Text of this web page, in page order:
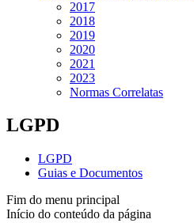
2017
2018
2019
2020
2021
2023
Normas Correlatas
LGPD
LGPD
Guias e Documentos
Fim do menu principal
Início do conteúdo da página